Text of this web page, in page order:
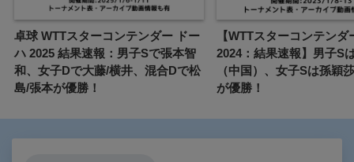
卓球 WTTスターコンテンダー ドー
ハ 2025 結果速報：男子Sで張本智
和、女子Dで大藤/横井、混合Dで松
島/張本が優勝！
【WTTスターコンテンダ
2024：結果速報】男子S
（中国）、女子Sは孫穎
が優勝！